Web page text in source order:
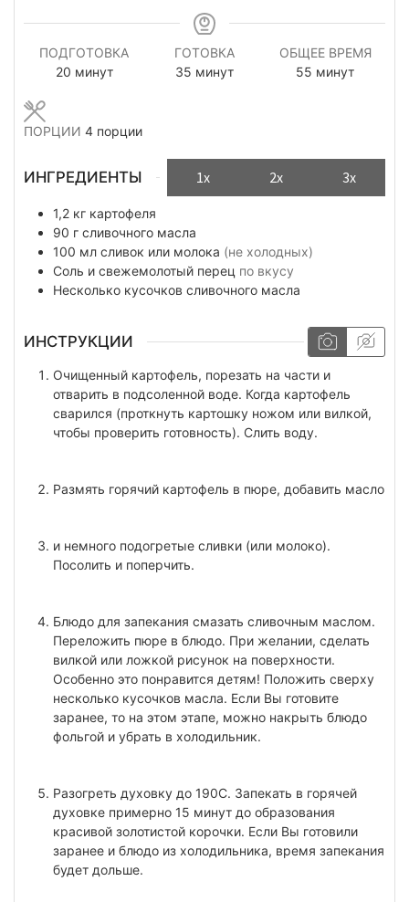
ПОДГОТОВКА
20минуты
минут
ГОТОВКА
35 минуты
минут
ОБЩЕЕ ВРЕМЯ
55 минуты
минут
ПОРЦИИ 4 порции
ИНГРЕДИЕНТЫ 1x 2x 3x
1,2 кг картофеля
90 г сливочного масла
100 мл сливок или молока (не холодных)
Соль и свежемолотый перец по вкусу
Несколько кусочков сливочного масла
ИНСТРУКЦИИ
Очищенный картофель, порезать на части и
отварить в подсоленной воде. Когда картофель
сварился (проткнуть картошку ножом или вилкой,
чтобы проверить готовность). Слить воду.
Размять горячий картофель в пюре, добавить масло
и немного подогретые сливки (или молоко).
Посолить и поперчить.
Блюдо для запекания смазать сливочным маслом.
Переложить пюре в блюдо. При желании, сделать
вилкой или ложкой рисунок на поверхности.
Особенно это понравится детям! Положить сверху
несколько кусочков масла. Если Вы готовите
заранее, то на этом этапе, можно накрыть блюдо
фольгой и убрать в холодильник.
Разогреть духовку до 190С. Запекать в горячей
духовке примерно 15 минут до образования
красивой золотистой корочки. Если Вы готовили
заранее и блюдо из холодильника, время запекания
будет дольше.